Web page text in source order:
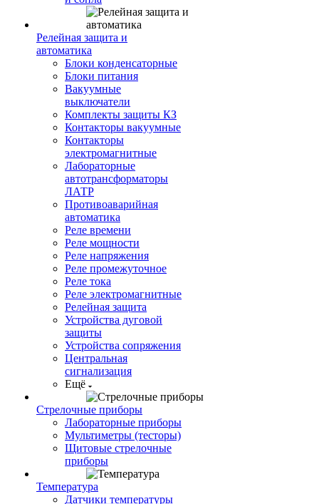
Релейная защита и
автоматика
Блоки конденсаторные
Блоки питания
Вакуумные
выключатели
Комплекты защиты КЗ
Контакторы вакуумные
Контакторы
электромагнитные
Лабораторные
автотрансформаторы
ЛАТР
Противоаварийная
автоматика
Реле времени
Реле мощности
Реле напряжения
Реле промежуточное
Реле тока
Реле электромагнитные
Релейная защита
Устройства дуговой
защиты
Устройства сопряжения
Центральная
сигнализация
Ещё
Стрелочные приборы
Лабораторные приборы
Мультиметры (тесторы)
Щитовые стрелочные
приборы
Температура
Датчики температуры